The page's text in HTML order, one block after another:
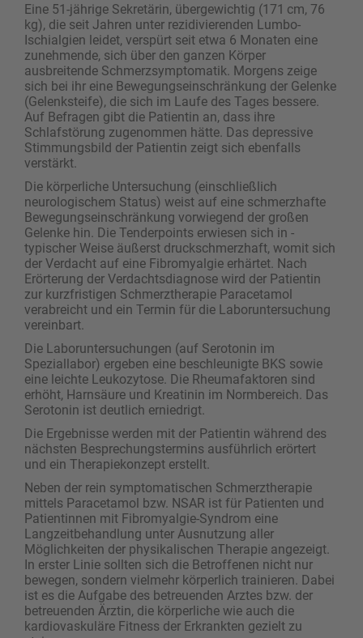
Eine 51-jährige Sekretärin, übergewichtig (171 cm, 76
kg), die seit Jahren unter rezidivierenden Lumbo-
Ischialgien leidet, verspürt seit etwa 6 Monaten eine
zunehmende, sich über den ganzen Körper
ausbreitende Schmerzsymptomatik. Morgens zeige
sich bei ihr eine Bewegungseinschränkung der Gelenke
(Gelenksteife), die sich im Laufe des Tages bessere.
Auf Befragen gibt die Patientin an, dass ihre
Schlafstörung zugenommen hätte. Das depressive
Stimmungsbild der Patientin zeigt sich ebenfalls
verstärkt.
Die körperliche Untersuchung (einschließlich
neurologischem Status) weist auf eine ­schmerzhafte
Bewegungseinschränkung vorwiegend der großen
Gelenke hin. Die Tenderpoints erwiesen sich in ­
typischer Weise äußerst druckschmerzhaft, womit sich
der Verdacht auf eine Fibromyalgie erhärtet. Nach
Erörterung der Verdachtsdiagnose wird der Patientin
zur kurzfristigen Schmerztherapie Paracetamol
verabreicht und ein Termin für die Laboruntersuchung
vereinbart.
Die Laboruntersuchungen (auf Serotonin im
Speziallabor) ergeben eine beschleunigte BKS sowie
eine leichte Leukozytose. Die Rheumafaktoren sind
erhöht, Harnsäure und Kreatinin im Normbereich. Das
Serotonin ist deutlich erniedrigt.
Die Ergebnisse werden mit der Patientin während des
nächsten Besprechungstermins ausführlich ­erörtert
und ein Therapiekonzept erstellt.
Neben der rein symptomatischen Schmerztherapie
mittels Paracetamol bzw. NSAR ist für Patienten und
Patientinnen mit Fibromyalgie-Syndrom eine
Langzeitbehandlung unter Ausnutzung aller
Möglichkeiten der physikalischen Therapie angezeigt.
In erster Linie sollten sich die Betroffenen nicht nur
bewegen, sondern vielmehr körperlich trainieren. Dabei
ist es die Aufgabe des betreuenden Arztes bzw. der
betreuenden Ärztin, die körperliche wie auch die
kardiovaskuläre Fitness der Erkrankten gezielt zu